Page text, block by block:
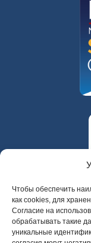
Чтобы обеспечить
как cookies, для
Согласие на
обрабатывать такие
уникальные